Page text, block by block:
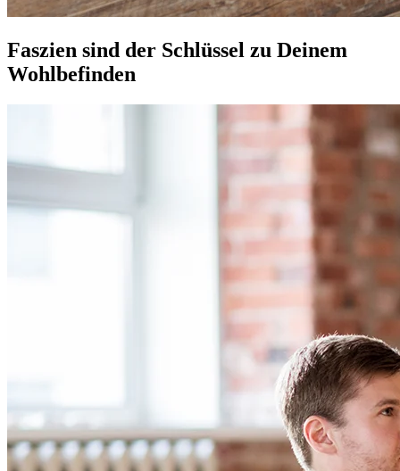
Faszien sind der Schlüssel zu Deinem
Wohlbefinden